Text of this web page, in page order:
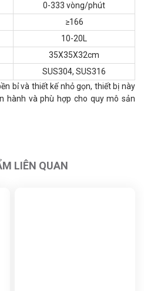
0-333 vòng/phút
≥166
10-20L
35X35X32cm
SUS304, SUS316
bỉ và thiết kế nhỏ gọn, thiết bị này
hành và phù hợp cho quy mô sản
LIÊN QUAN